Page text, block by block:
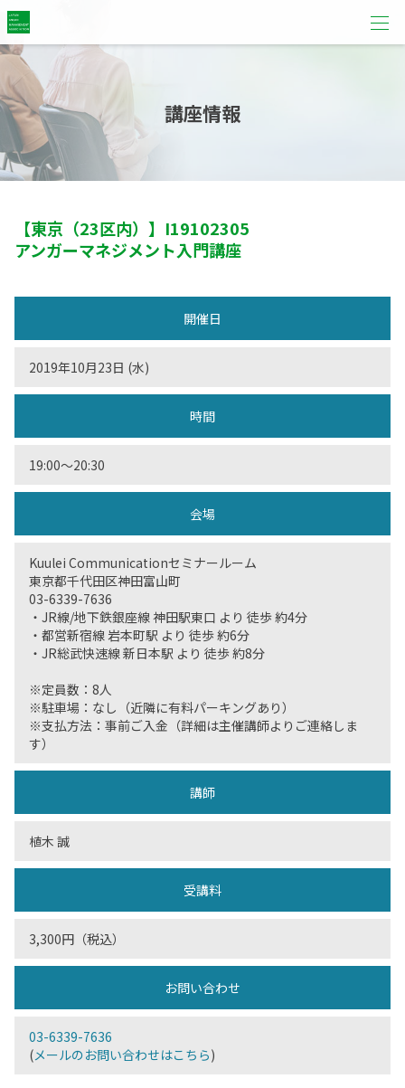
講座情報
【東京（23区内）】 I19102305
アンガーマネジメント入門講座
開催日
2019年10月23日 (水)
時間
19:00〜20:30
会場
Kuulei Communicationセミナールーム
東京都千代田区神田富山町
03-6339-7636
・JR線/地下鉄銀座線 神田駅東口 より 徒歩 約4分
・都営新宿線 岩本町駅 より 徒歩 約6分
・JR総武快速線 新日本駅 より 徒歩 約8分
※定員数：8人
※駐車場：なし（近隣に有料パーキングあり）
※支払方法：事前ご入金（詳細は主催講師よりご連絡しま
す）
講師
植木 誠
受講料
3,300円（税込）
お問い合わせ
03-6339-7636
(メールのお問い合わせはこちら)